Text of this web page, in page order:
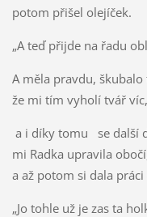
potom přišel olejíček.
„A teď přijde na řadu
A měla pravdu,
že mi tím vyholí tvář
a i díky tomu se další
mi Radka upravila
a až potom si dala
„Jo tohle už je zas ta